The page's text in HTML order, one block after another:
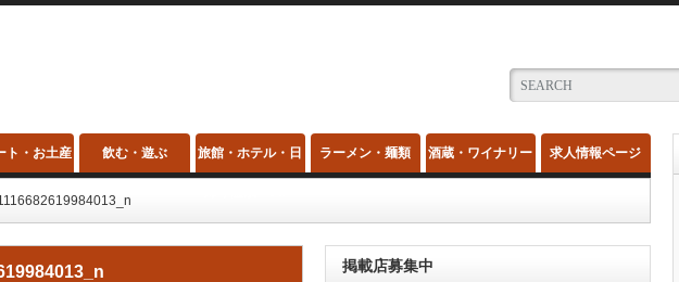
ト・お土産 飲む・遊ぶ 旅館・ホテル・日 ラーメン・麺類 酒蔵・ワイナリー 求人情報ページ
掲載店募集中